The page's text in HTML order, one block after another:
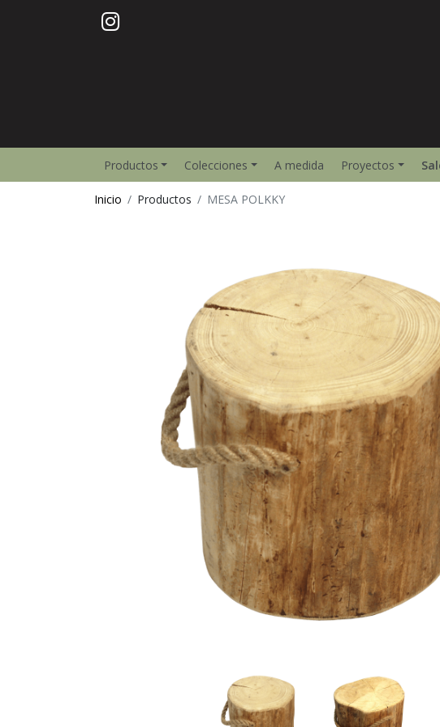
Productos Colecciones A medida Proyectos
Inicio Productos MESA POLKKY